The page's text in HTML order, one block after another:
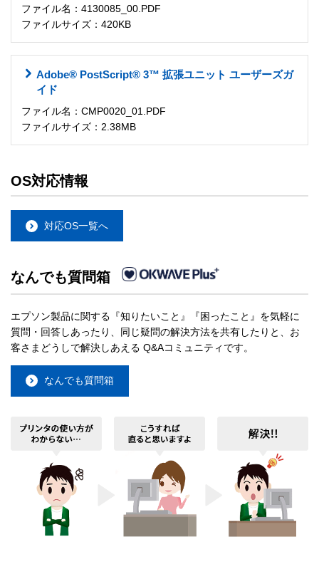
ファイル名：4130085_00.PDF
ファイルサイズ：420KB
Adobe® PostScript® 3™ 拡張ユニット ユーザーズガ
イド
ファイル名：CMP0020_01.PDF
ファイルサイズ：2.38MB
OS対応情報
対応OS一覧へ
なんでも質問箱
エプソン製品に関する『知りたいこと』『困ったこと』を気軽に
質問・回答しあったり、同じ疑問の解決方法を共有したりと、お
客さまどうしで解決しあえる Q&Aコミュニティです。
なんでも質問箱